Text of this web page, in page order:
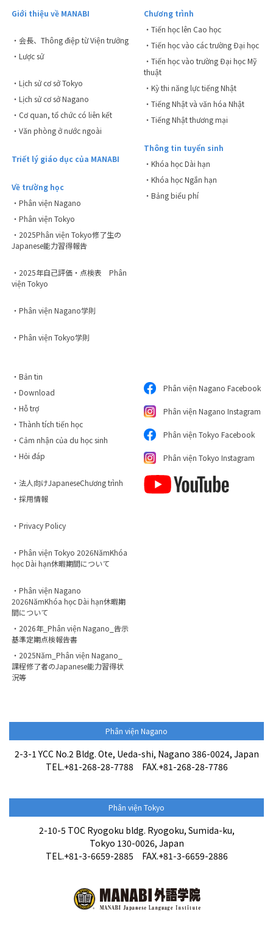
Thông tin tuyển sinh
Liên hệ / Đơn đăng ký nhập
học tại đây
Giới thiệu về MANABI
・会長、Thông điệp từ Viện trưởng
・Lược sử
・Lịch sử cơ sở Tokyo
・Lịch sử cơ sở Nagano
・Cơ quan, tổ chức có liên kết
・Văn phòng ở nước ngoài
Triết lý giáo dục của MANABI
Về trường học
・Phân viện Nagano
・Phân viện Tokyo
・2025Phân viện Tokyo修了生の
Japanese能力習得報告
・2025年自己評価・点検表 Phân
viện Tokyo
・Phân viện Nagano学則
・Phân viện Tokyo学則
Chương trình
・Tiến học lên Cao học
・Tiến học vào các trường Đại học
・Tiến học vào trường Đại học Mỹ
thuật
・Kỳ thi năng lực tiếng Nhật
・Tiếng Nhật và văn hóa Nhật
・Tiếng Nhật thương mại
Thông tin tuyển sinh
・Khóa học Dài hạn
・Khóa học Ngắn hạn
・Bảng biểu phí
・Bản tin
・Download
・Hỗ trợ
・Thành tích tiến học
・Cảm nhận của du học sinh
・Hỏi đáp
・法人向けJapaneseChương trình
・採用情報
・Privacy Policy
・Phân viện Tokyo 2026NămKhóa
học Dài hạn休暇期間について
・Phân viện Nagano
2026NămKhóa học Dài hạn休暇期
間について
・2026年_Phân viện Nagano_告示
基準定期点検報告書
・2025Năm_Phân viện Nagano_
課程修了者のJapanese能力習得状
況等
Phân viện Nagano Facebook
Phân viện Nagano Instagram
Phân viện Tokyo Facebook
Phân viện Tokyo Instagram
Phân viện Nagano
2-3-1 YCC No.2 Bldg. Ote, Ueda-shi, Nagano 386-0024, Japan
TEL.+81-268-28-7788 FAX.+81-268-28-7786
Phân viện Tokyo
2-10-5 TOC Ryogoku bldg. Ryogoku, Sumida-ku,
Tokyo 130-0026, Japan
TEL.+81-3-6659-2885 FAX.+81-3-6659-2886